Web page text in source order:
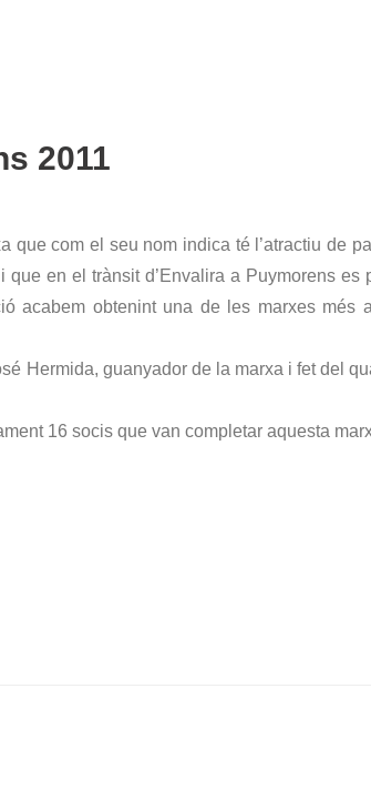
2011
que com el seu nom indica té l’atractiu de
en el trànsit d’Envalira a Puymorens es
acabem obtenint una de les marxes més
Hermida, guanyador de la marxa i fet del
16 socis que van completar aquesta